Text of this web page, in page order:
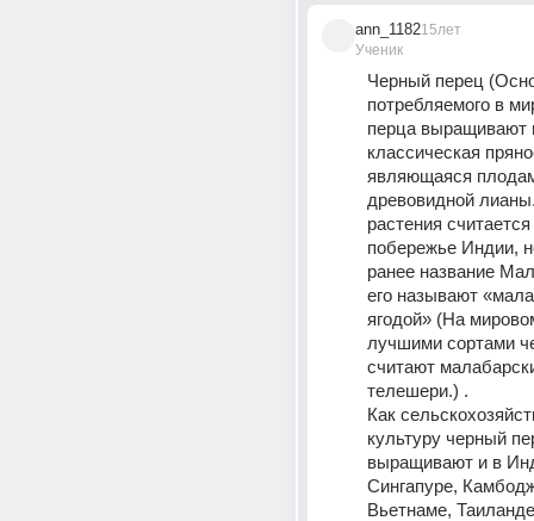
ann_1182
Ученик
15лет
Черный перец
потребляемого в
перца
классическая
являющаяся
древовидной
растения
побережье Индии,
ранее название
его называют
ягодой» (На
лучшими сортами
считают
телешери.) .
Как
культуру черный
выращивают и в
Сингапуре,
Вьетнаме,